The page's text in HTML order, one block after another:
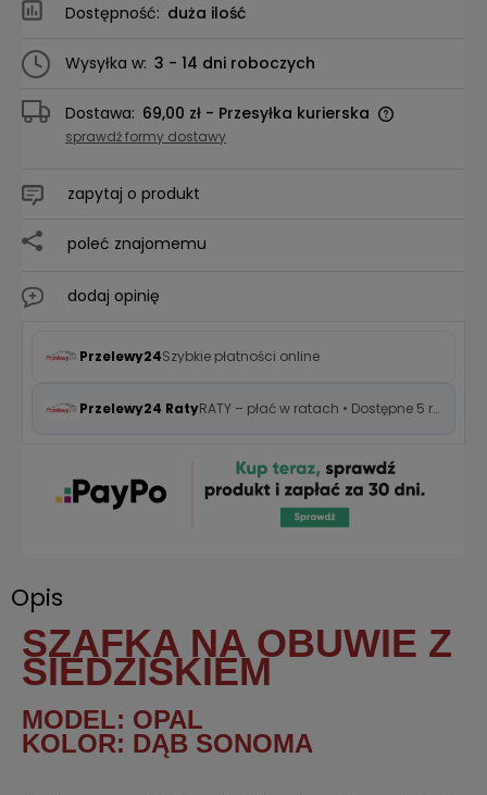
Dostępność: duża ilość
Wysyłka w: 3 - 14 dni roboczych
Dostawa: 69,00 zł - Przesyłka kurierska
sprawdź formy dostawy
zapytaj o produkt
poleć znajomemu
dodaj opinię
Przelewy24Szybkie płatności online
Przelewy24 Raty RATY – płać w ratach • Dostępne 5 rat 0%
Opis
SZAFKA NA OBUWIE Z
SIEDZISKIEM
MODEL: OPAL
KOLOR: DĄB SONOMA